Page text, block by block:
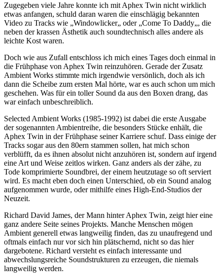
Zugegeben viele Jahre konnte ich mit Aphex Twin nicht wirklich
etwas anfangen, schuld daran waren die einschlägig bekannten
Video zu Tracks wie „Windowlicker„ oder „Come To Daddy„, die
neben der krassen Ästhetik auch soundtechnisch alles andere als
leichte Kost waren.
Doch wie aus Zufall entschloss ich mich eines Tages doch einmal in
die Frühphase von Aphex Twin reinzuhören. Gerade der Zusatz
Ambient Works stimmte mich irgendwie versönlich, doch als ich
dann die Scheibe zum ersten Mal hörte, war es auch schon um mich
geschehen. Was für ein toller Sound da aus den Boxen drang, das
war einfach unbeschreiblich.
Selected Ambient Works (1985-1992) ist dabei die erste Ausgabe
der sogenannten Ambientreihe, die besonders Stücke enhält, die
Aphex Twin in der Frühphase seiner Karriere schuf. Dass einige der
Tracks sogar aus den 80ern stammen sollen, hat mich schon
verblüfft, da es ihnen absolut nicht anzuhören ist, sondern auf irgend
eine Art und Weise zeitlos wirken. Ganz anders als der zähe, zu
Tode komprimierte Soundbrei, der einem heutzutage so oft serviert
wird. Es macht eben doch einen Unterschied, ob ein Sound analog
aufgenommen wurde, oder mithilfe eines High-End-Studios der
Neuzeit.
Richard David James, der Mann hinter Aphex Twin, zeigt hier eine
ganz andere Seite seines Projekts. Manche Menschen mögen
Ambient generell etwas langweilig finden, das zu unaufregend und
oftmals einfach nur vor sich hin plätschernd, nicht so das hier
dargebotene. Richard versteht es einfach interessante und
abwechslungsreiche Soundstrukturen zu erzeugen, die niemals
langweilig werden.